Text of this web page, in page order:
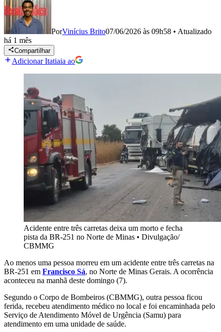
PorVinícius Brito07/06/2026 às 09h58 • Atualizado
há 1 mês
Compartilhar
Adicionar Itatiaia ao
Acidente entre três carretas deixa um morto e fecha
pista da BR-251 no Norte de Minas • Divulgação/
CBMMG
Ao menos uma pessoa morreu em um acidente entre três carretas na
BR-251 em Francisco Sá, no Norte de Minas Gerais. A ocorrência
aconteceu na manhã deste domingo (7).
Segundo o Corpo de Bombeiros (CBMMG), outra pessoa ficou
ferida, recebeu atendimento médico no local e foi encaminhada pelo
Serviço de Atendimento Móvel de Urgência (Samu) para
atendimento em uma unidade de saúde.